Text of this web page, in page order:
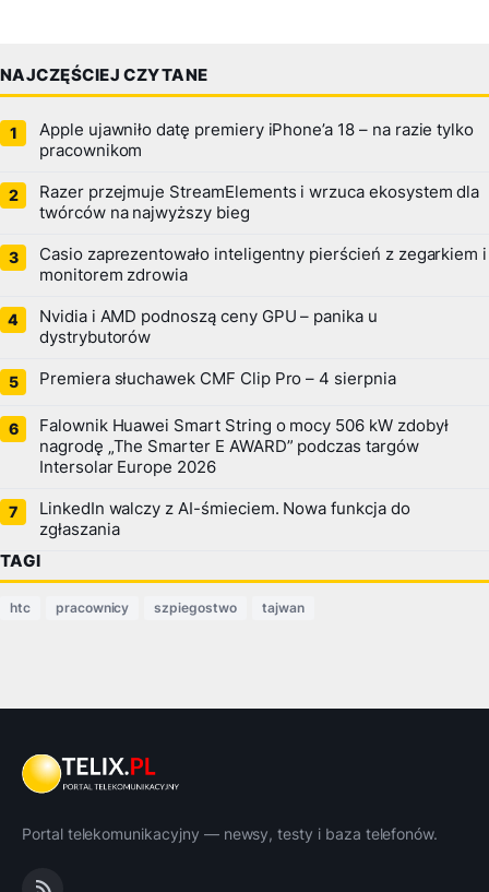
NAJCZĘŚCIEJ CZYTANE
Apple ujawniło datę premiery iPhone’a 18 – na razie tylko
pracownikom
Razer przejmuje StreamElements i wrzuca ekosystem dla
twórców na najwyższy bieg
Casio zaprezentowało inteligentny pierścień z zegarkiem i
monitorem zdrowia
Nvidia i AMD podnoszą ceny GPU – panika u
dystrybutorów
Premiera słuchawek CMF Clip Pro – 4 sierpnia
Falownik Huawei Smart String o mocy 506 kW zdobył
nagrodę „The Smarter E AWARD” podczas targów
Intersolar Europe 2026
LinkedIn walczy z AI-śmieciem. Nowa funkcja do
zgłaszania
TAGI
htc pracownicy szpiegostwo tajwan
Portal telekomunikacyjny — newsy, testy i baza telefonów.